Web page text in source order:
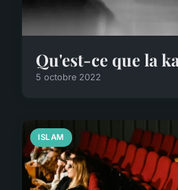
Qu'est-ce que la
5 octobre 2022
ISLAM